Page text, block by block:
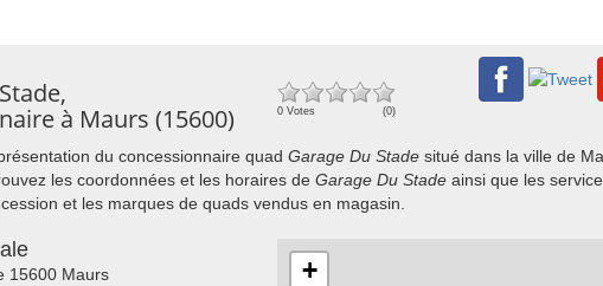
à Maurs (15600)
0 Votes (0)
du concessionnaire quad Garage Du Stade situé dans la ville de
les coordonnées et les horaires de Garage Du Stade ainsi que les
et les marques de quads vendus en magasin.
15600 Maurs
+